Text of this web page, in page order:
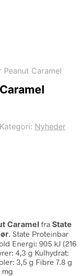
Caramel
Kategori: Nyheder
Caramel fra State
. State Proteinbar
Energi: 905 kJ (216
4,3 g Kulhydrat:
3,5 g Fibre 7.8 g
mg